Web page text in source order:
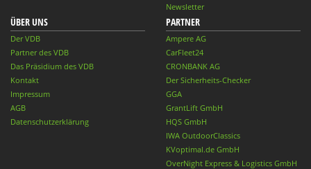
Newsletter
ÜBER UNS
Der VDB
Partner des VDB
Das Präsidium des VDB
Kontakt
Impressum
AGB
Datenschutzerklärung
PARTNER
Ampere AG
CarFleet24
CRONBANK AG
Der Sicherheits-Checker
GGA
GrantLift GmbH
HQS GmbH
IWA OutdoorClassics
KVoptimal.de GmbH
OverNight Express & Logistics GmbH